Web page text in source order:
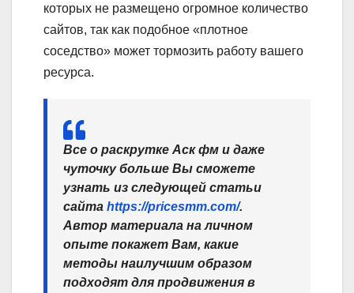
которых не размещено огромное количество
сайтов, так как подобное «плотное
соседство» может тормозить работу вашего
ресурса.
Все о раскрутке Аск фм и даже
чуточку больше Вы сможете
узнать из следующей статьи
сайта https://pricesmm.com/.
Автор материала на личном
опыте покажет Вам, какие
методы наилучшим образом
подходят для продвижения в